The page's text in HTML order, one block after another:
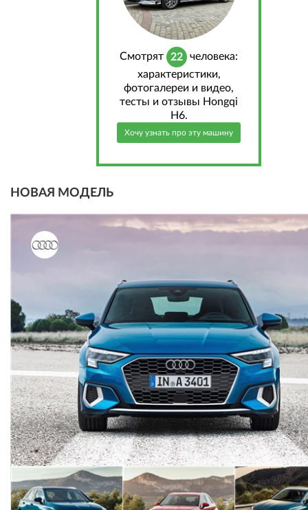
Cмотрят 22
человека:
характеристики,
фотогалереи и видео,
тесты и отзывы Hongqi
H6.
Хочу узнать про эту машину
НОВАЯ МОДЕЛЬ